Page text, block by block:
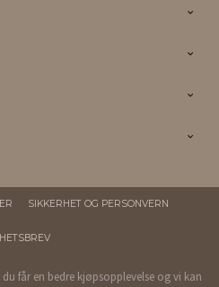
SIKKERHET OG PERSONVERN
får en bedre kjøpsopplevelse og vi kan